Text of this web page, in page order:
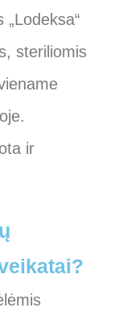
steriliomis
ir